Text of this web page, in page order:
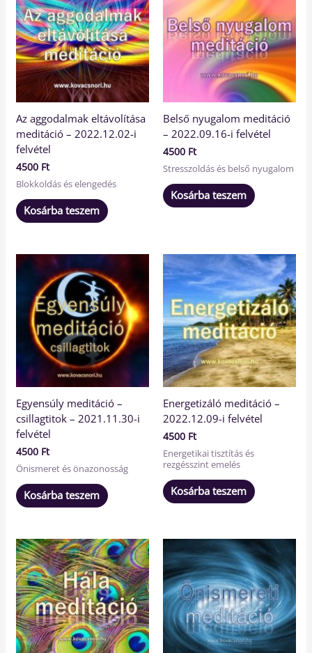
Az aggodalmak eltávolítása
meditáció – 2022.12.02-i
felvétel
4500 Ft
Blokkoldás és elengedés
Kosárba teszem
Belső nyugalom meditáció
– 2022.09.16-i felvétel
4500 Ft
Stresszoldás és belső nyugalom
Kosárba teszem
Egyensúly meditáció –
csillagtitok – 2021.11.30-i
felvétel
4500 Ft
Önismeret és önazonosság
Kosárba teszem
Energetizáló meditáció –
2022.12.09-i felvétel
4500 Ft
Energetikai tisztítás és
rezgésszint emelés
Kosárba teszem